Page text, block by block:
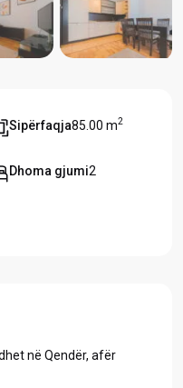
Sipërfaqja85.00 m2
Dhoma gjumi2
në Qendër, afër